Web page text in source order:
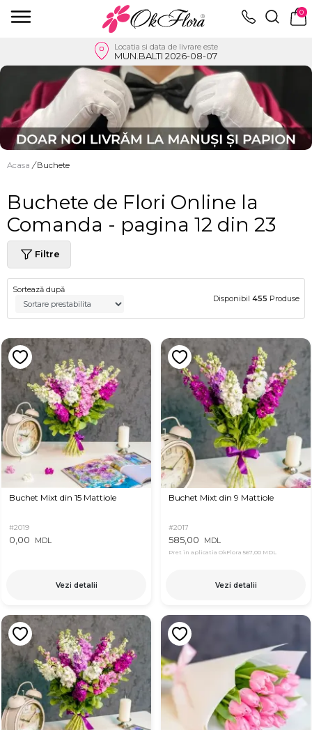
0
Locatia si data de livrare este
MUN.BALTI 2026-08-07
Acasa / Buchete
Buchete de Flori Online la
Comanda - pagina 12 din 23
Filtre
Sortează după
Disponibil 455 Produse
Buchet Mixt din 15 Mattiole
#2019
0,00 MDL
Vezi detalii
Buchet Mixt din 9 Mattiole
#2017
585,00 MDL
Pret in aplicatia OkFlora 567,00 MDL
Vezi detalii